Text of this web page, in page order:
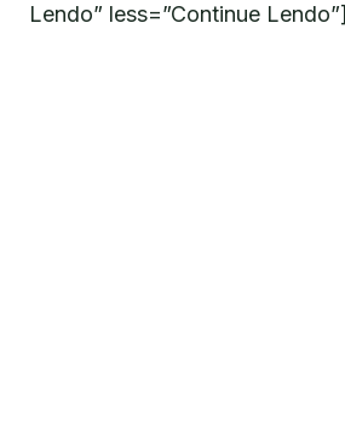
Lendo” less=”Continue Lendo”]